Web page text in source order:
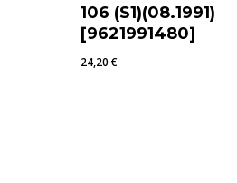
106 (S1)(08.1991)
[9621991480]
24,20€